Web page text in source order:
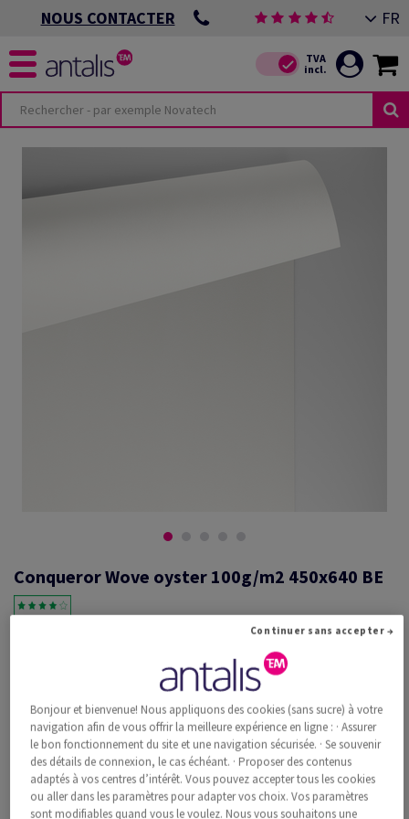
NOUS CONTACTER FR
Conqueror Wove oyster 100g/m2 450x640 BE
Conqueror Wove, oyster, 100g/m2, vélin, avec filigrane, woodfree
ECF with 15% cotton, 130µm, 450mm x 640mm, SRA2, BE, Paquet de
500 feuilles, FSC Mix Credit
Information additionnelle
Recommander ce produit
Prix catalogue TVA incl.
CHF 1'242.07 14.59% Rabais
Bonjour et bienvenue! Nous appliquons des cookies (sans sucre) à votre
navigation afin de vous offrir la meilleure expérience en ligne : · Assurer
le bon fonctionnement du site et une navigation sécurisée. · Se souvenir
des détails de connexion, le cas échéant. · Proposer des contenus
adaptés à vos centres d’intérêt. Vous pouvez accepter tous les cookies
ou aller dans les paramètres pour adapter vos choix. Vos paramètres
sont modifiables quand vous le voulez. Nous vous souhaitons une
Continuer sans accepter →